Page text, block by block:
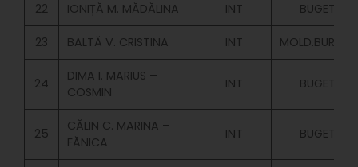
22 IONIȚĂ M. MĂDĂLINA INT BUGET
23 BALTĂ V. CRISTINA INT MOLD.BURSIER
24
DIMA I. MARIUS –
COSMIN
INT BUGET
25
CĂLIN C. MARINA –
FĂNICA
INT BUGET